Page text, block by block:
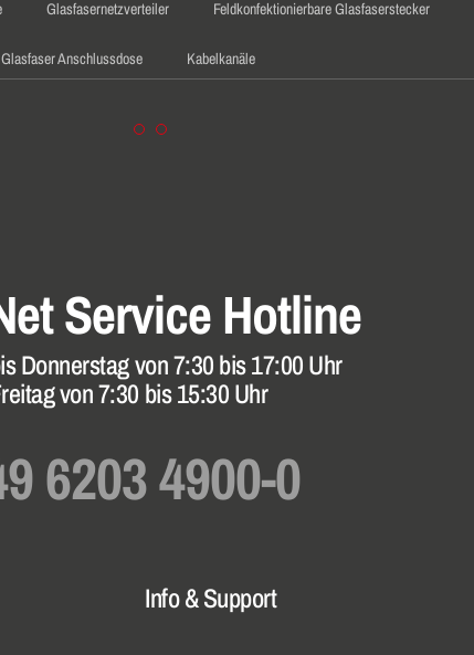
Glasfasernetzverteiler Feldkonfektionierbare Glasfaserstecker
Glasfaser Anschlussdose Kabelkanäle
Der CobiNet
RS18 - Das CobiNet
Service Hotline
Donnerstagvon 7:30 bis 17:00 Uhr
von 7:30 bis 15:30 Uhr
6203 4900-0
Info & Support